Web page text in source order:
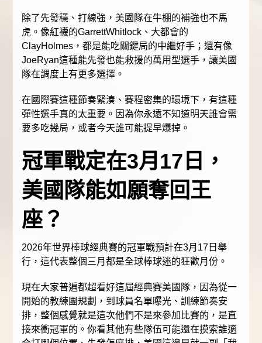
除了先發穩、打線強，美國隊在牛棚的補強也不馬
虎。像紅襪的GarrettWhitlock、大都會的
ClayHolmes，都是能吃關鍵局的中繼好手；還有像
JoeRyan這種能先發也能救援的萬用型選手，讓美國
隊在調度上有更多選擇。
在國際賽這種節奏緊湊、賽程密集的環境下，有這種
彈性選手真的太重要。因為你永遠不知道明天誰會需
要多吃幾局，或者今天誰可能提早爆掉。
冠軍戰定在3月17日，
美國隊能如願奪回王
座？
2026年世界棒球經典賽的冠軍戰預計在3月17日舉
行，這代表整個三月都是全球棒球迷的狂歡月份。
現在大家普遍都超看好這屆經典賽美國隊，因為從一
開始的教練團規劃，到球員名單曝光、訓練節奏安
排，整個感覺就是這次他們不是來參加比賽的，是直
接來衝冠軍的。你看其他有些隊伍可能還在摸索誰適